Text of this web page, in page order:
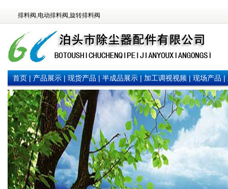
排料阀,电动排料阀,旋转排料阀
首页|产品展示|现货产品|半成品展示|加工调视视频|现场产品|